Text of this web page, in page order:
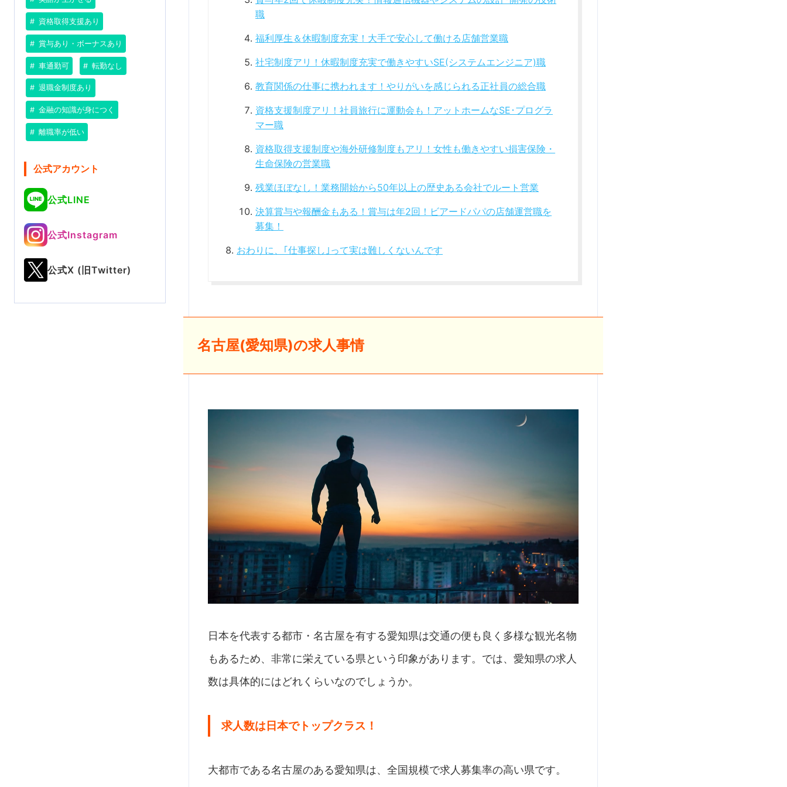
資格取得支援あり
賞与あり・ボーナスあり
車通勤可 転勤なし
退職金制度あり
金融の知識が身につく
離職率が低い
公式アカウント
公式LINE
公式Instagram
公式X (旧Twitter)
職
福利厚生＆休暇制度充実！大手で安心して働ける店舗営業職
社宅制度アリ！休暇制度充実で働きやすいSE(システムエンジニア)職
教育関係の仕事に携われます！やりがいを感じられる正社員の総合職
資格支援制度アリ！社員旅行に運動会も！アットホームなSE･プログラ
マー職
資格取得支援制度や海外研修制度もアリ！女性も働きやすい損害保険・
生命保険の営業職
残業ほぼなし！業務開始から50年以上の歴史ある会社でルート営業
決算賞与や報酬金もある！賞与は年2回！ビアードパパの店舗運営職を
募集！
おわりに、｢仕事探し｣って実は難しくないんです
名古屋(愛知県)の求人事情
日本を代表する都市・名古屋を有する愛知県は交通の便も良く多様な観光名物
もあるため、非常に栄えている県という印象があります。では、愛知県の求人
数は具体的にはどれくらいなのでしょうか。
求人数は日本でトップクラス！
大都市である名古屋のある愛知県は、全国規模で求人募集率の高い県です。